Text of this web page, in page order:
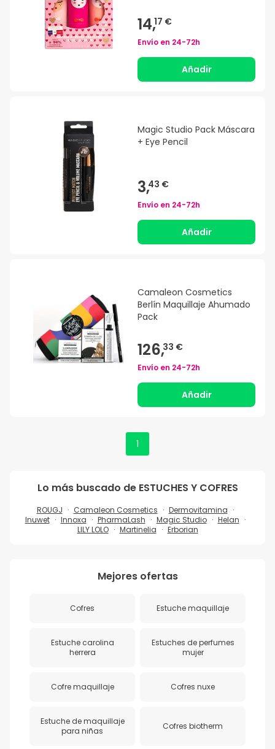
14,17 €
Envío en 24-72h
Añadir
Magic Studio Pack Máscara
+ Eye Pencil
3,43 €
Envío en 24-72h
Añadir
Camaleon Cosmetics
Berlín Maquillaje Ahumado
Pack
126,33 €
Envío en 24-72h
Añadir
1
Lo más buscado de ESTUCHES Y COFRES
ROUGJ Camaleon Cosmetics
Dermovitamina
Inuwet
Innoxa PharmaLash Magic Studio
Helan
LILY LOLO
Martinelia Erborian
Mejores ofertas
Cofres Estuche maquillaje
Estuche carolina
herrera
Estuches de perfumes
mujer
Cofre maquillaje Cofres nuxe
Estuche de maquillaje
para niñas
Cofres biotherm